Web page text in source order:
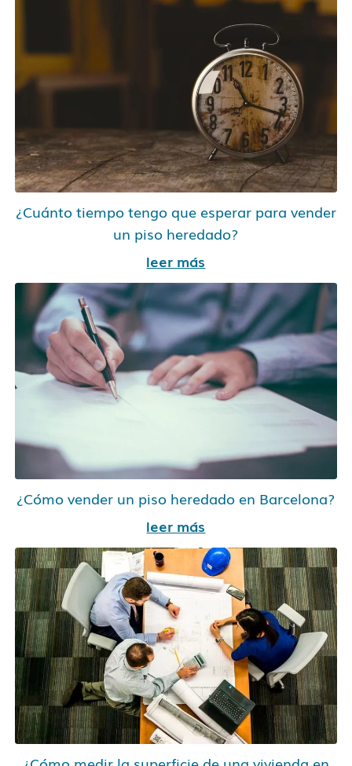
¿Cuánto tiempo tengo que esperar para vender
un piso heredado?
leer más
¿Cómo vender un piso heredado en Barcelona?
leer más